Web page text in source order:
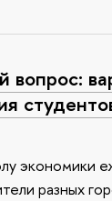
экономики
разных